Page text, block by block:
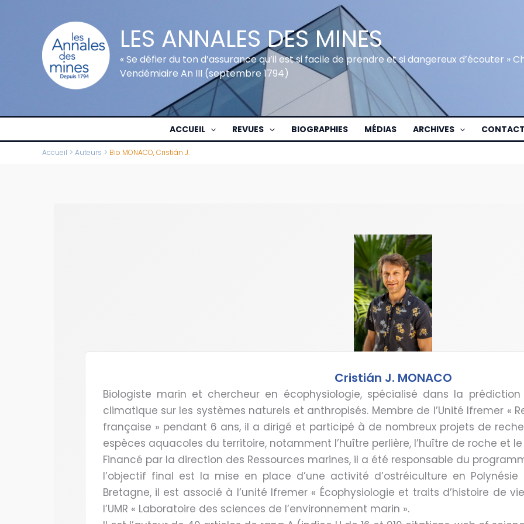
LES ANNALES DES MINES
« Se défier du ton d’assurance qu’il est si facile de prendre et si dangereux d’écouter »
Vendémiaire An III (septembre 1794)
ACCUEIL REVUES BIOGRAPHIES MÉDIAS ARCHIVES CONTACT
Accueil Auteurs Bio MONACO, Cristián J.
Cristián J. MONACO
Biologiste marin et chercheur en écophysiologie, spécialisé dans la
climatique sur les systèmes naturels et anthropisés. Membre de l’Unité Ifremer «
française » pendant 6 ans, il a dirigé et participé à de nombreux projets de
espèces aquacoles du territoire, notamment l’huître perlière, l’huître de roche et
Financé par la direction des Ressources marines, il a été responsable du
l’objectif final est la mise en place d’une activité d’ostréiculture en Polynésie
Bretagne, il est associé à l’unité Ifremer « Écophysiologie et traits d’histoire de
l’UMR « Laboratoire des sciences de l’environnement marin ».